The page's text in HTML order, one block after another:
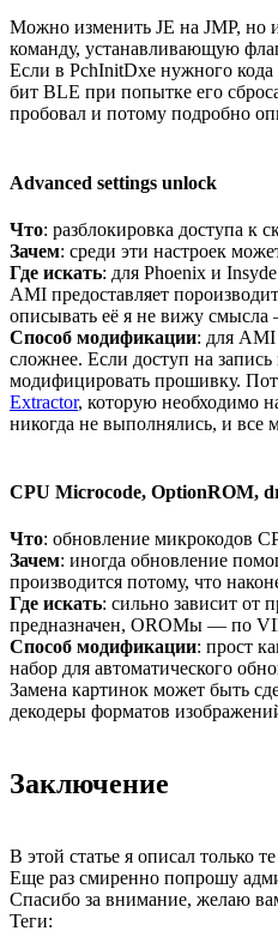
Можно изменить JE на JMP, но
команду, устанавливающую
Если в PchInitDxe нужного кода
бит BLE при попытке его
пробовал и потому подробно
Advanced settings unlock
Что: разблокировка доступа к
Зачем: среди эти настроек
Где искать: для Phoenix и
AMI предоставляет
описывать её я не вижу смысла
Способ модификации: для
сложнее. Если доступ на
модифицировать прошивку.
Extractor, которую необходимо
никогда не выполнялись, и все
CPU Microcode, OptionROM,
Что: обновление микрокодов
Зачем: иногда обновление
производится потому, что
Где искать: сильно зависит от
предназначен, OROMы — по
Способ модификации: прост
набор для автоматического
Замена картинок может быть
декодеры форматов
Заключение
В этой статье я описал только
Еще раз смиренно попрошу
Спасибо за внимание, желаю
Теги: